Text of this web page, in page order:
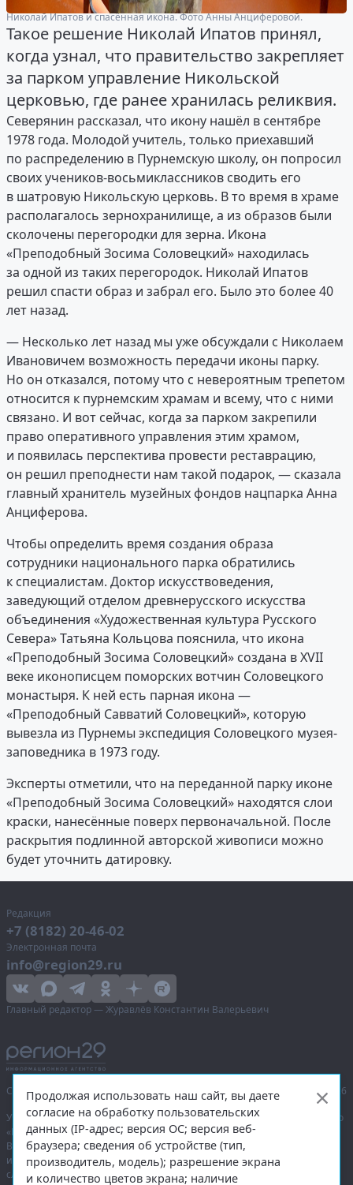
Николай Ипатов и спасённая икона. Фото Анны Анциферовой.
Такое решение Николай Ипатов принял,
когда узнал, что правительство закрепляет
за парком управление Никольской
церковью, где ранее хранилась реликвия.
Северянин рассказал, что икону нашёл в сентябре
1978 года. Молодой учитель, только приехавший
по распределению в Пурнемскую школу, он попросил
своих учеников-восьмиклассников сводить его
в шатровую Никольскую церковь. В то время в храме
располагалось зернохранилище, а из образов были
сколочены перегородки для зерна. Икона
«Преподобный Зосима Соловецкий» находилась
за одной из таких перегородок. Николай Ипатов
решил спасти образ и забрал его. Было это более 40
лет назад.
— Несколько лет назад мы уже обсуждали с Николаем
Ивановичем возможность передачи иконы парку.
Но он отказался, потому что с невероятным трепетом
относится к пурнемским храмам и всему, что с ними
связано. И вот сейчас, когда за парком закрепили
право оперативного управления этим храмом,
и появилась перспектива провести реставрацию,
он решил преподнести нам такой подарок, — сказала
главный хранитель музейных фондов нацпарка Анна
Анциферова.
Чтобы определить время создания образа
сотрудники национального парка обратились
к специалистам. Доктор искусствоведения,
заведующий отделом древнерусского искусства
объединения «Художественная культура Русского
Севера» Татьяна Кольцова пояснила, что икона
«Преподобный Зосима Соловецкий» создана в XVII
веке иконописцем поморских вотчин Соловецкого
монастыря. К ней есть парная икона —
«Преподобный Савватий Соловецкий», которую
вывезла из Пурнемы экспедиция Соловецкого музея-
заповедника в 1973 году.
Эксперты отметили, что на переданной парку иконе
«Преподобный Зосима Соловецкий» находятся слои
краски, нанесённые поверх первоначальной. После
раскрытия подлинной авторской живописи можно
будет уточнить датировку.
Редакция
+7 (8182) 20-46-02
Электронная почта
info@region29.ru
Главный редактор — Журавлёв Константин Валерьевич
Сетевое издание «Информационное агентство Регион 29»,
© 2016–2026
Учредитель — общество с ограниченной ответственностью «Агентство
«Правда Севера».
Выписка из реестра зарегистрированных средств массовой
информации:ЭЛ № ФС 77-74226от 09.11.2018 выдано Федеральной
службой по надзору в сфере связи, информационных технологий
Продолжая использовать наш сайт, вы даете
согласие на обработку пользовательских
данных (IP-адрес; версия ОС; версия веб-
браузера; сведения об устройстве (тип,
производитель, модель); разрешение экрана
и количество цветов экрана; наличие